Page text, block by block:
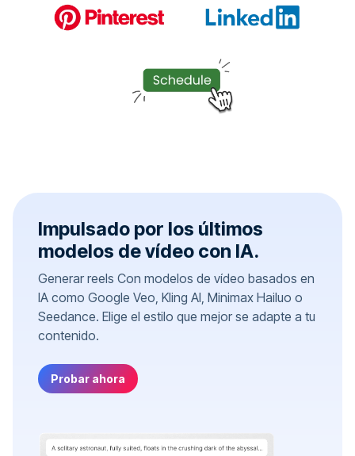
Impulsado por los últimos
modelos de vídeo con IA.
Generar reels Con modelos de vídeo basados ​​en
IA como Google Veo, Kling AI, Minimax Hailuo o
Seedance. Elige el estilo que mejor se adapte a tu
contenido.
Probar ahora